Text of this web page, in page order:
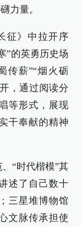
力量。
征》中拉开序
”的英勇历史场
传薪”“烟火砺
，通过阅读分
等形式，展现
干奉献的精神
“时代楷模”其
述了自己数十
三星堆博物馆
文脉传承担使